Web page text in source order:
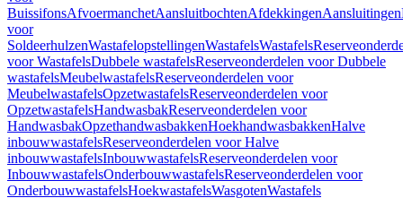
BuissifonsAfvoermanchetAansluitbochtenAfdekkingenAansluitingen
voor
SoldeerhulzenWastafelopstellingenWastafelsWastafels
voor WastafelsDubbele wastafelsReserveonderdelen voor Dubbele
wastafelsMeubelwastafelsReserveonderdelen voor
MeubelwastafelsOpzetwastafelsReserveonderdelen voor
OpzetwastafelsHandwasbakReserveonderdelen voor
HandwasbakOpzethandwasbakkenHoekhandwasbakkenHalve
inbouwwastafelsReserveonderdelen voor Halve
inbouwwastafelsInbouwwastafelsReserveonderdelen voor
InbouwwastafelsOnderbouwwastafelsReserveonderdelen voor
OnderbouwwastafelsHoekwastafelsWasgotenWastafels